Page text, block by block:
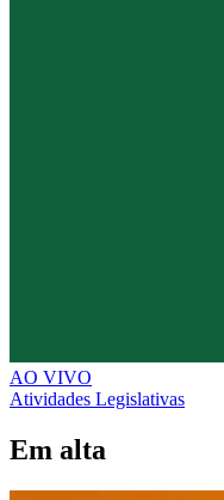
AO VIVO
Atividades Legislativas
Em alta